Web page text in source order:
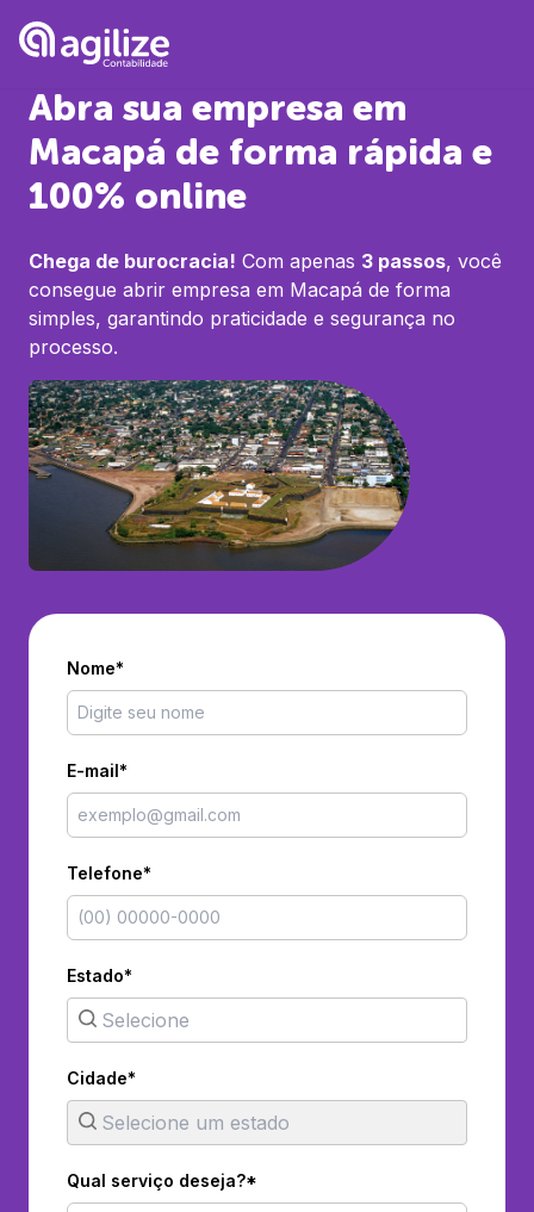
Abra sua empresa em
Macapá de forma rápida e
100% online
Chega de burocracia! Com apenas 3 passos, você
consegue abrir empresa em Macapá de forma
simples, garantindo praticidade e segurança no
processo.
Nome*
E-mail*
Telefone*
Estado*
Cidade*
Qual serviço deseja?*